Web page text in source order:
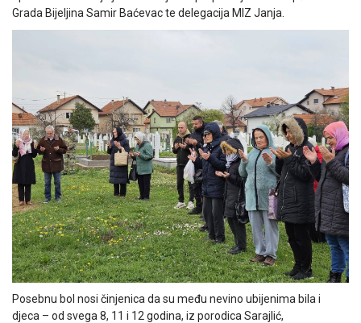
Grada Bijeljina Samir Baćevac te delegacija MIZ Janja.
Posebnu bol nosi činjenica da su među nevino ubijenima bila i
djeca – od svega 8, 11 i 12 godina, iz porodica Sarajlić,